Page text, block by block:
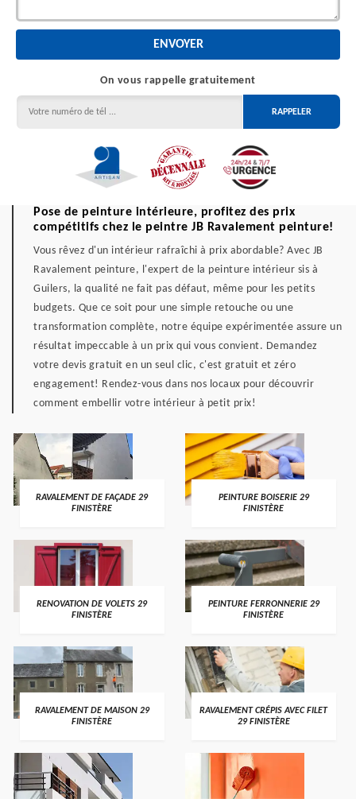
On vous rappelle gratuitement
Pose de peinture intérieure, profitez des prix
compétitifs chez le peintre JB Ravalement peinture!
Vous rêvez d'un intérieur rafraîchi à prix abordable? Avec JB
Ravalement peinture, l'expert de la peinture intérieur sis à
Guilers, la qualité ne fait pas défaut, même pour les petits
budgets. Que ce soit pour une simple retouche ou une
transformation complète, notre équipe expérimentée assure un
résultat impeccable à un prix qui vous convient. Demandez
votre devis gratuit en un seul clic, c'est gratuit et zéro
engagement! Rendez-vous dans nos locaux pour découvrir
comment embellir votre intérieur à petit prix!
RAVALEMENT DE FAÇADE 29
FINISTÈRE
PEINTURE BOISERIE 29
FINISTÈRE
RENOVATION DE VOLETS 29
FINISTÈRE
PEINTURE FERRONNERIE 29
FINISTÈRE
RAVALEMENT DE MAISON 29
FINISTÈRE
RAVALEMENT CRÉPIS AVEC FILET
29 FINISTÈRE